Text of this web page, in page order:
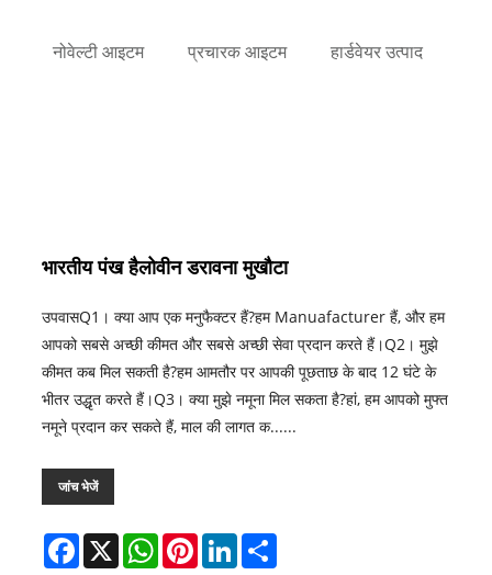
नोवेल्टी आइटम प्रचारक आइटम हार्डवेयर उत्पाद
भारतीय पंख हैलोवीन डरावना मुखौटा
उपवासQ1। क्या आप एक मनुफैक्टर हैं?हम Manuafacturer हैं, और हम
आपको सबसे अच्छी कीमत और सबसे अच्छी सेवा प्रदान करते हैं।Q2। मुझे
कीमत कब मिल सकती है?हम आमतौर पर आपकी पूछताछ के बाद 12 घंटे के
भीतर उद्धृत करते हैं।Q3। क्या मुझे नमूना मिल सकता है?हां, हम आपको मुफ्त
नमूने प्रदान कर सकते हैं, माल की लागत क......
जांच भेजें
Facebook
X WhatsAppPinterestLinkedInShare